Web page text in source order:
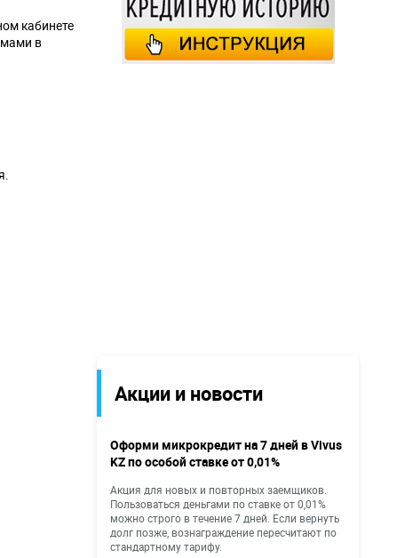
Акции и новости
Оформи микрокредит на 7 дней в Vivus
KZ по особой ставке от 0,01%
Акция для новых и повторных заемщиков.
Пользоваться деньгами по ставке от 0,01%
можно строго в течение 7 дней. Если вернуть
долг позже, вознаграждение пересчитают по
стандартному тарифу.
кабинете
в